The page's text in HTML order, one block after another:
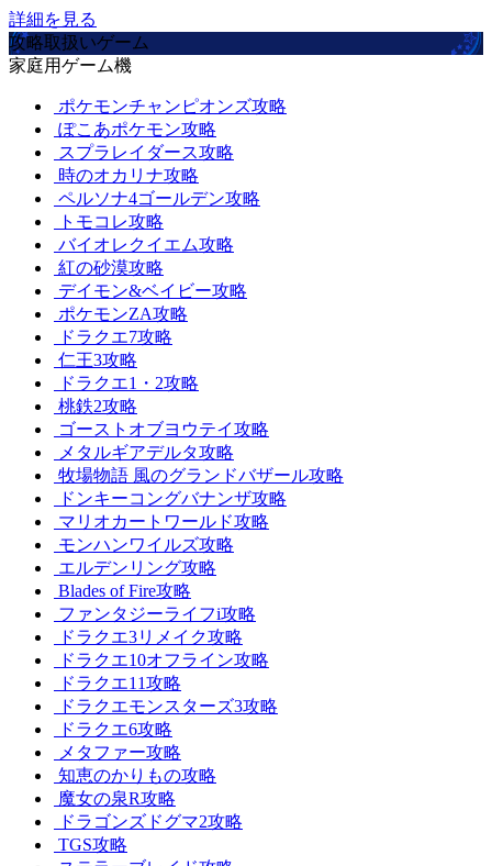
詳細を見る
攻略取扱いゲーム
家庭用ゲーム機
ポケモンチャンピオンズ攻略
ぽこあポケモン攻略
スプラレイダース攻略
時のオカリナ攻略
ペルソナ4ゴールデン攻略
トモコレ攻略
バイオレクイエム攻略
紅の砂漠攻略
デイモン&ベイビー攻略
ポケモンZA攻略
ドラクエ7攻略
仁王3攻略
ドラクエ1・2攻略
桃鉄2攻略
ゴーストオブヨウテイ攻略
メタルギアデルタ攻略
牧場物語 風のグランドバザール攻略
ドンキーコングバナンザ攻略
マリオカートワールド攻略
モンハンワイルズ攻略
エルデンリング攻略
Blades of Fire攻略
ファンタジーライフi攻略
ドラクエ3リメイク攻略
ドラクエ10オフライン攻略
ドラクエ11攻略
ドラクエモンスターズ3攻略
ドラクエ6攻略
メタファー攻略
知恵のかりもの攻略
魔女の泉R攻略
ドラゴンズドグマ2攻略
TGS攻略